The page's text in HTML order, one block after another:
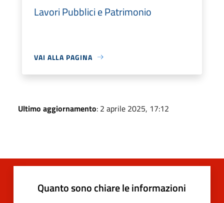
Lavori Pubblici e Patrimonio
VAI ALLA PAGINA
Ultimo aggiornamento: 2 aprile 2025, 17:12
Quanto sono chiare le informazioni